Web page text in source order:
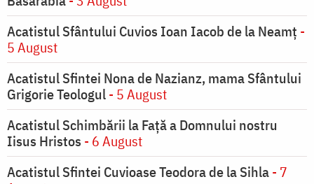
Acatistul Sfântului Cuvios Ioan Iacob de la Neamț -
5 August
Acatistul Sfintei Nona de Nazianz, mama Sfântului
Grigorie Teologul- 5 August
Acatistul Schimbării la Faţă a Domnului nostru
Iisus Hristos - 6 August
Acatistul Sfintei Cuvioase Teodora de la Sihla- 7